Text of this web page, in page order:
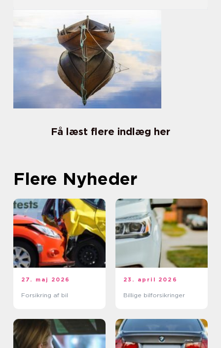
Få læst flere indlæg her
Flere Nyheder
27. maj 2026
Forsikring af bil
23. april 2026
Billige bilforsikringer